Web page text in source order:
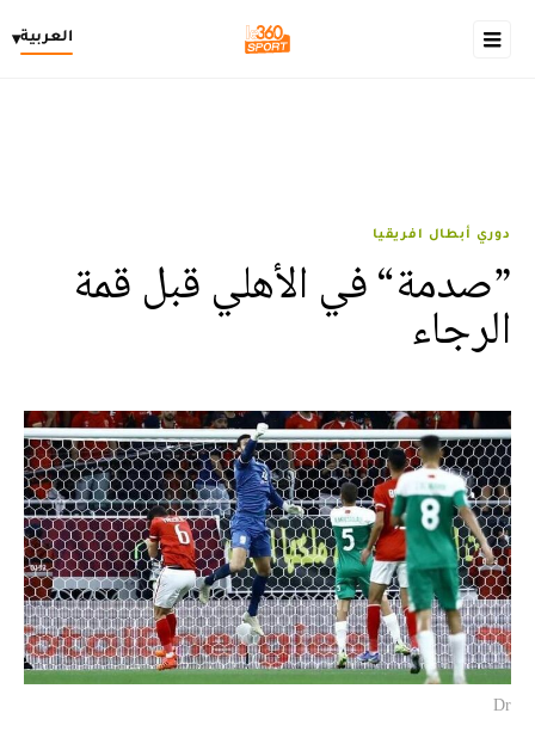
العربية▾
دوري أبطال افريقيا
”صدمة“ في الأهلي قبل قمة
الرجاء
Dr